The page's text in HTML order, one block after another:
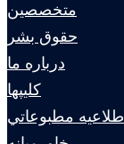
متخصصين
حقوق بشر
درباره ما
كليپها
اطلاعيه مطبوعاتي